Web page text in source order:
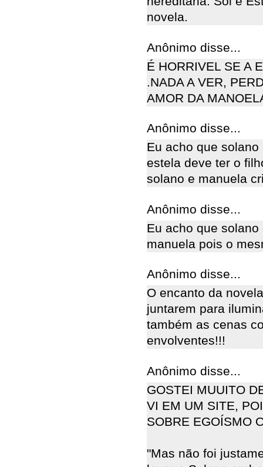
novela.
Anônimo disse...
É HORRIVEL SE A
.NADA A VER,
AMOR DA
Anônimo disse...
Eu acho que
estela deve ter o
solano e manuela
Anônimo disse...
Eu acho que
manuela pois o
Anônimo disse...
O encanto da
juntarem para
também as cenas
envolventes!!!
Anônimo disse...
GOSTEI MUUITO
VI EM UM SITE,
SOBRE EGOÍSMO
"Mas não foi